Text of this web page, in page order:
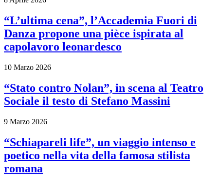
“L’ultima cena”, l’Accademia Fuori di
Danza propone una pièce ispirata al
capolavoro leonardesco
10 Marzo 2026
“Stato contro Nolan”, in scena al Teatro
Sociale il testo di Stefano Massini
9 Marzo 2026
“Schiapareli life”, un viaggio intenso e
poetico nella vita della famosa stilista
romana